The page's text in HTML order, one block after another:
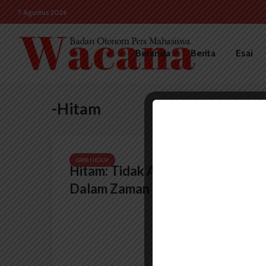
7 Agustus 2026
Beranda Berita Esai
-Hitam
GAYA HIDUP
Hitam: Tidak Akan Tenggelam
Dalam Zaman